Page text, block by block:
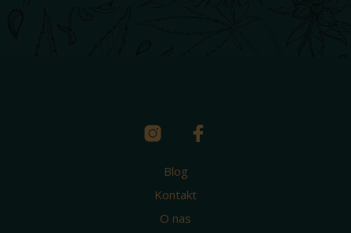
Blog
Kontakt
O nas